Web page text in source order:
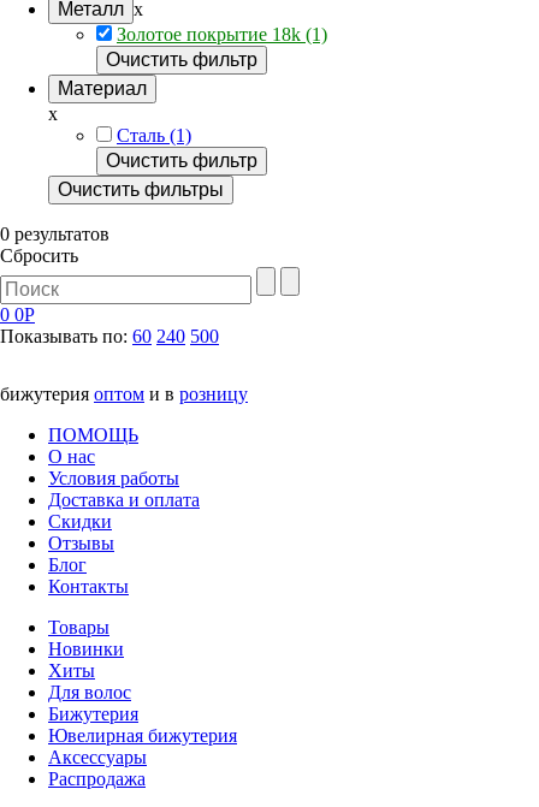
Металл x
Золотое покрытие 18k (1)
Очистить фильтр
Материал
x
Сталь (1)
Очистить фильтр
Очистить фильтры
0 результатов
Сбросить
0 0Р
Показывать по: 60 240 500
бижутерия оптом и в розницу
ПОМОЩЬ
О нас
Условия работы
Доставка и оплата
Скидки
Отзывы
Блог
Контакты
Товары
Новинки
Хиты
Для волос
Бижутерия
Ювелирная бижутерия
Аксессуары
Распродажа